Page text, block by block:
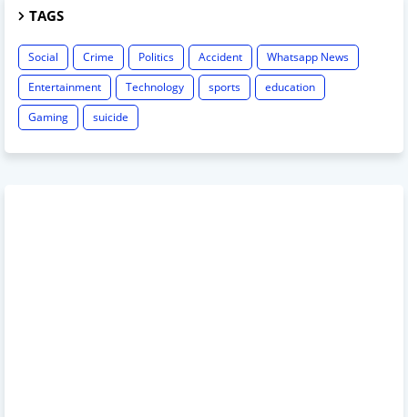
TAGS
Social Crime Politics Accident
Whatsapp News
Entertainment
Technology sports
education
Gaming
suicide